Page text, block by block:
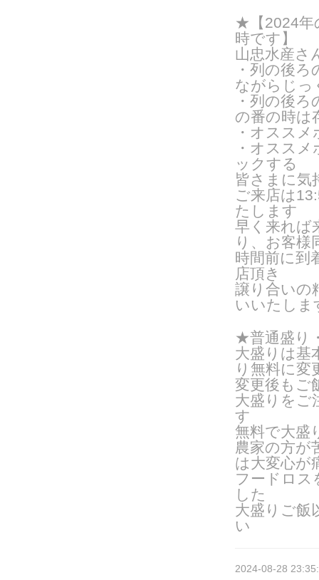
★【2024年
時です】
山忠水産さ
・列の後
ながらじっ
・列の後
の番の時は
・オスス
・オスス
ックする
皆さまに気
ご来店は
たします
早く来れば
り、お客様
時間前に到
店頂き
譲り合いの
いいたしま
★普通盛り
大盛りは基
り無料に変
変更後もご
大盛りをご
す
無料で大盛
農家の方が
は大変心が
フードロス
した
大盛りご飯
い
2024-08-28